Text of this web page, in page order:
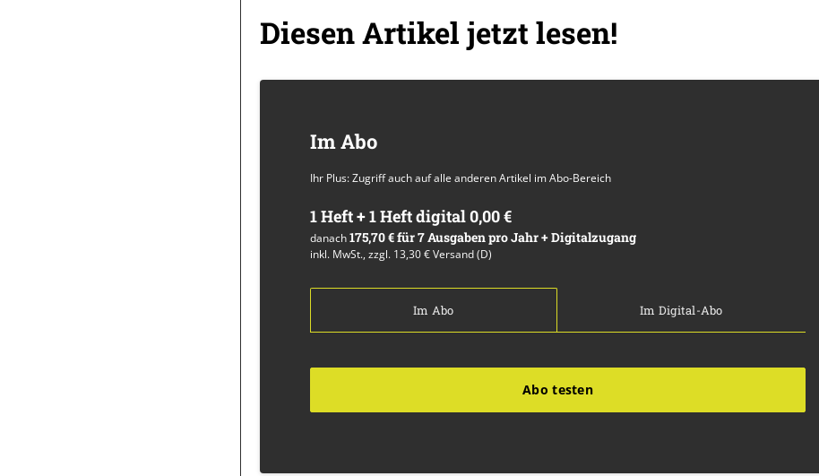
Diesen Artikel jetzt lesen!
Im Abo
Ihr Plus: Zugriff auch auf alle anderen Artikel im Abo-Bereich
1 Heft + 1 Heft digital 0,00 €
danach175,70 € für 7 Ausgaben pro Jahr + Digitalzugang
inkl. MwSt., zzgl. 13,30 € Versand (D)
Im Abo Im Digital-Abo
Abo testen